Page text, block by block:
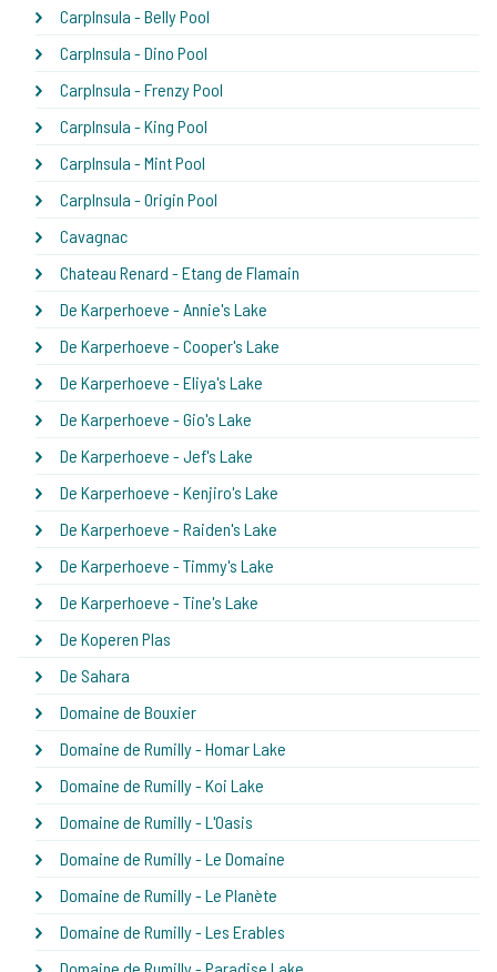
CarpInsula - Belly Pool
CarpInsula - Dino Pool
CarpInsula - Frenzy Pool
CarpInsula - King Pool
CarpInsula - Mint Pool
CarpInsula - Origin Pool
Cavagnac
Chateau Renard - Etang de Flamain
De Karperhoeve - Annie's Lake
De Karperhoeve - Cooper's Lake
De Karperhoeve - Eliya's Lake
De Karperhoeve - Gio's Lake
De Karperhoeve - Jef's Lake
De Karperhoeve - Kenjiro's Lake
De Karperhoeve - Raiden's Lake
De Karperhoeve - Timmy's Lake
De Karperhoeve - Tine's Lake
De Koperen Plas
De Sahara
Domaine de Bouxier
Domaine de Rumilly - Homar Lake
Domaine de Rumilly - Koi Lake
Domaine de Rumilly - L'Oasis
Domaine de Rumilly - Le Domaine
Domaine de Rumilly - Le Planète
Domaine de Rumilly - Les Erables